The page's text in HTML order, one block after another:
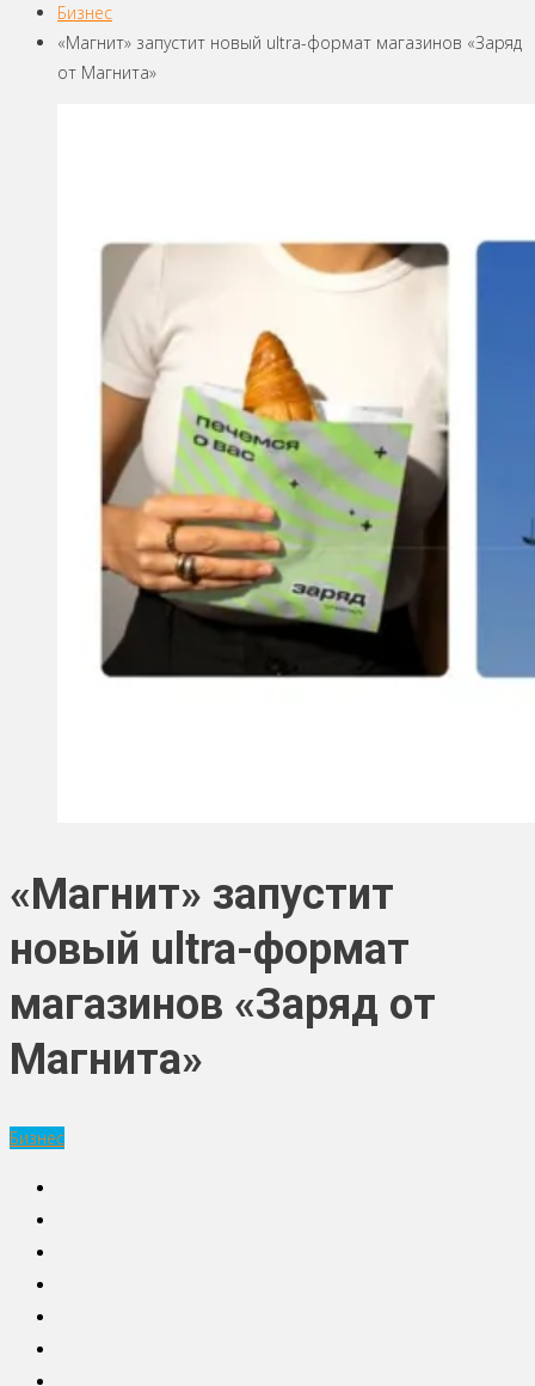
Бизнес
«Магнит» запустит новый ultra-формат магазинов «Заряд
от Магнита»
«Магнит» запустит
новый ultra-формат
магазинов «Заряд от
Магнита»
Бизнес